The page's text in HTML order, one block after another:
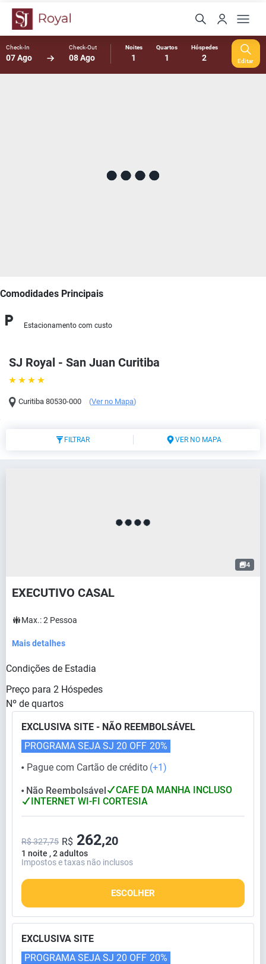
Check-In
07 Ago
Check-Out
08 Ago
Noites
1
Quartos
1
Hóspedes
2 Editar
SJ Royal - San Juan Curitiba
Curitiba 80530-000 (Ver no Mapa)
Comodidades Principais
Estacionamento com custo
FILTRAR VER NO MAPA
4
EXECUTIVO CASAL
Max.:2 Pessoa
Mais detalhes
Condições de Estadia
Preço para 2 Hóspedes
Nº de quartos
EXCLUSIVA SITE - NÃO REEMBOLSÁVEL
⬤ Pague com Cartão de crédito (+1)
PROGRAMA SEJA SJ 20 OFF 20%
⬤ Não Reembolsável
CAFE DA MANHA INCLUSO
INTERNET WI-FI CORTESIA
1 noite , 2 adultos
R$ 327,75 R$ 262,20
Impostos e taxas não inclusos
ESCOLHER
EXCLUSIVA SITE
PROGRAMA SEJA SJ 20 OFF 20%